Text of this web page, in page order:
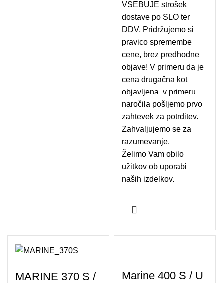
VSEBUJE strošek
dostave po SLO ter
DDV, Pridržujemo si
pravico spremembe
cene, brez predhodne
objave! V primeru da je
cena drugačna kot
objavljena, v primeru
naročila pošljemo prvo
zahtevek za potrditev.
Zahvaljujemo se za
razumevanje.
Želimo Vam obilo
užitkov ob uporabi
naših izdelkov.
MARINE 370 S /
Marine 400 S / U